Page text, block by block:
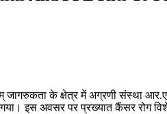
के क्षेत्र में अग्रणी संस्था
इस अवसर पर प्रख्यात कैंसर रोग